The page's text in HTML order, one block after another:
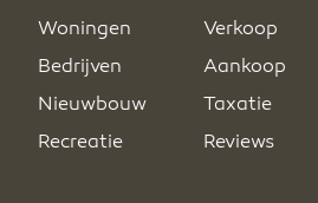
Woningen
Bedrijven
Nieuwbouw
Recreatie
Verkoop
Aankoop
Taxatie
Reviews